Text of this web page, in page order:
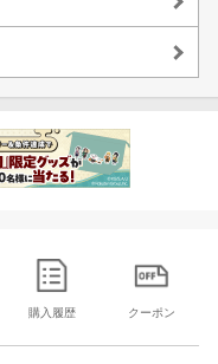
購入履歴 クーポン